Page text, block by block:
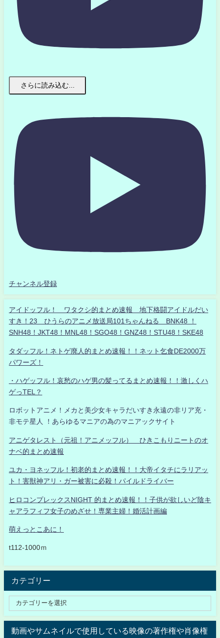
さらに読み込む...
チャンネル登録
アイドッフル！ ワタクシ的まとめ速報 地下格闘アイドルだい
すき！23 ひうらのアニメ放送局101ちゃんねる BNK48 ！
SNH48！JKT48！MNL48！SGO48！GNZ48！STU48！SKE48
タダッフル！ネトゲ廃人的まとめ速報！！ネット乞食DE2000万
パワーズ！
・ハゲッフル！哀愁のハゲ男の髪ってるまとめ速報！！激しくハ
ゲっTEL？
ロボットアニメ！メカと美少女キャラだいすき永遠の非リア充・
非モテ星人 ！あらゆるマニアの為のマニアックサイト
アニゲタレスト（元祖！アニメッフル） ひきこもりニートのオ
ナベ的まとめ速報
ユカ・ヨネッフル！初老的まとめ速報！！大帝イタチにラリアッ
ト！害獣神アリ・ガー被害に必殺！パイルドライバー
ヒロコンプレックスNIGHT 的まとめ速報！！子供が欲しいど陰キ
ャアラフィフ女子のめざせ！専業主婦！婚活計画編
萌えっとこあに！
t112-1000ｍ
カテゴリー
動画やサムネイルで使用している映像の著作権や肖像権